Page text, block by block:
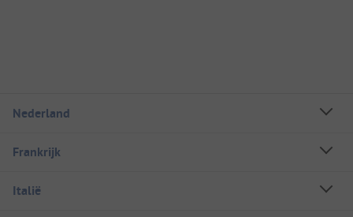
Nederland
Frankrijk
Italië